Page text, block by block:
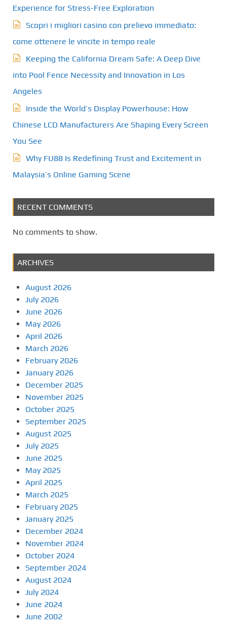
Experience for Stress-Free Exploration
Scopri i migliori casino con prelievo immediato:
come ottenere le vincite in tempo reale
Keeping the California Dream Safe: A Deep Dive
into Pool Fence Necessity and Innovation in Los
Angeles
Inside the World’s Display Powerhouse: How
Chinese LCD Manufacturers Are Shaping Every Screen
You See
Why FU88 Is Redefining Trust and Excitement in
Malaysia’s Online Gaming Scene
RECENT COMMENTS
No comments to show.
ARCHIVES
August 2026
July 2026
June 2026
May 2026
April 2026
March 2026
February 2026
January 2026
December 2025
November 2025
October 2025
September 2025
August 2025
July 2025
June 2025
May 2025
April 2025
March 2025
February 2025
January 2025
December 2024
November 2024
October 2024
September 2024
August 2024
July 2024
June 2024
June 2002